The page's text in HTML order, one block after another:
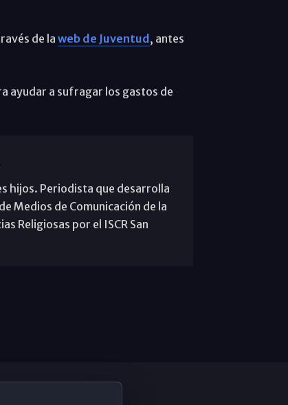
de la web de Juventud, antes
ayudar a sufragar los gastos de
hijos. Periodista que desarrolla
Medios de Comunicación de la
Religiosas por el ISCR San